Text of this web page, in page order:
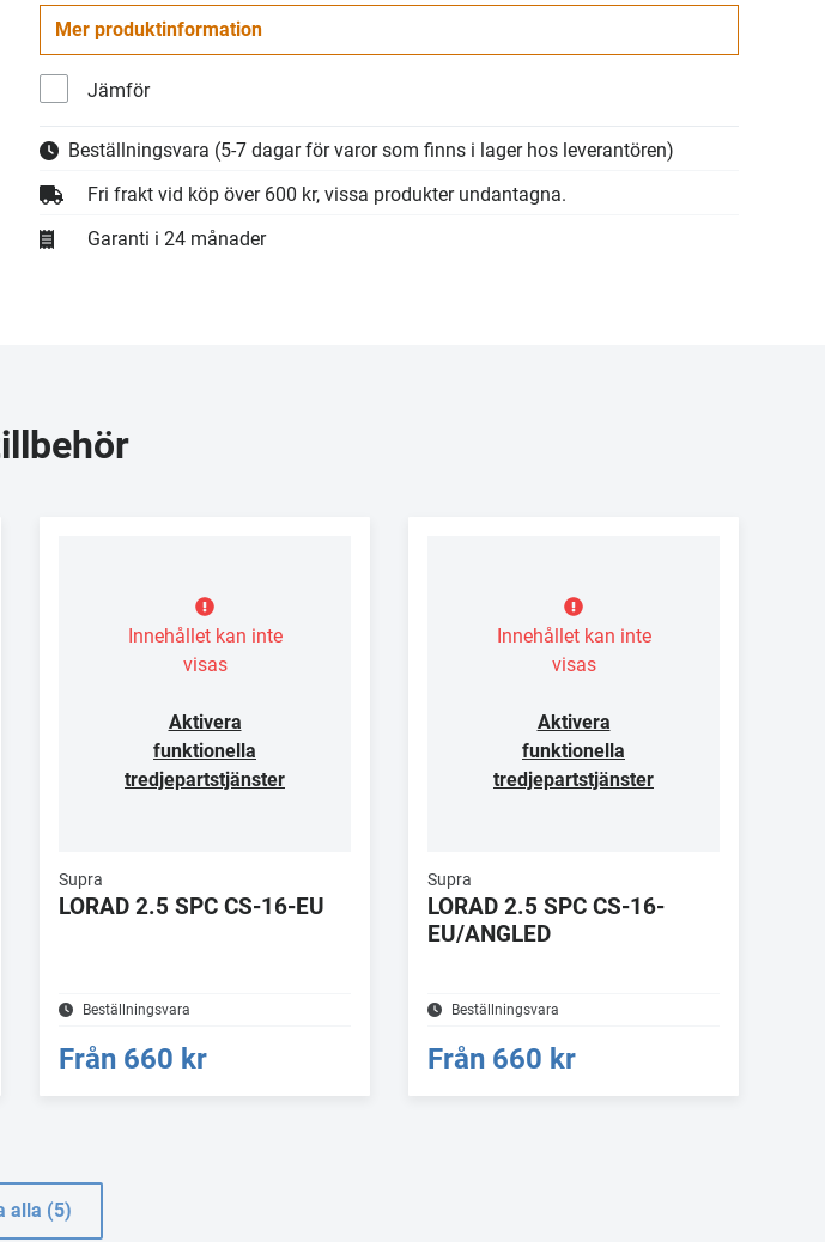
Mer produktinformation
Jämför
Beställningsvara (5-7 dagar för varor som finns i lager hos leverantören)
Fri frakt vid köp över 600 kr, vissa produkter undantagna.
Garanti i 24 månader
Innehållet kan inte
visas
Aktivera
funktionella
tredjepartstjänster
Supra
LORAD 2.5 SPC CS-16-EU
Beställningsvara
Från 660 kr
Innehållet kan inte
visas
Aktivera
funktionella
tredjepartstjänster
Supra
LORAD 2.5 SPC CS-16-
EU/ANGLED
Beställningsvara
Från 660 kr
alla (5)